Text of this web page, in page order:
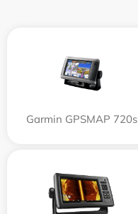
Garmin GPSMAP 720s